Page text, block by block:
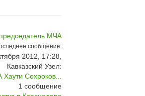
МЧА
сообщение:
2012, 17:28,
Кавказский Узел:
Сохроков...
1сообщение